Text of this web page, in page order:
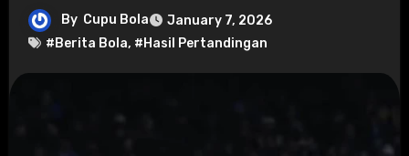
By Cupu Bola
January 7, 2026
#Berita Bola, #Hasil Pertandingan